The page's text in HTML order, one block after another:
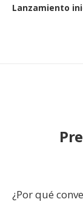
Lanzamiento
¿Por qué